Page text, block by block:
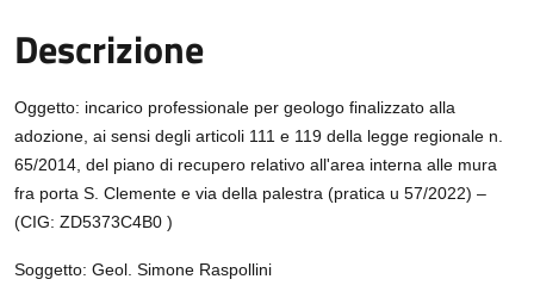
Descrizione
Descrizione Bando
Oggetto: incarico professionale per geologo finalizzato alla
adozione, ai sensi degli articoli 111 e 119 della legge regionale n.
65/2014, del piano di recupero relativo all'area interna alle mura
fra porta S. Clemente e via della palestra (pratica u 57/2022) –
(CIG: ZD5373C4B0 )
Soggetto: Geol. Simone Raspollini